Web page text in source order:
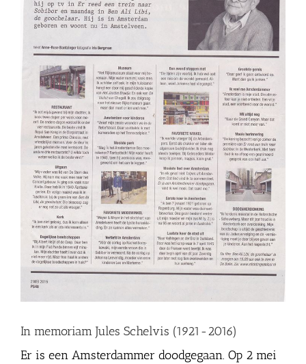
In memoriam Jules Schelvis (1921-2016)
Er is een Amsterdammer doodgegaan. Op 2 mei